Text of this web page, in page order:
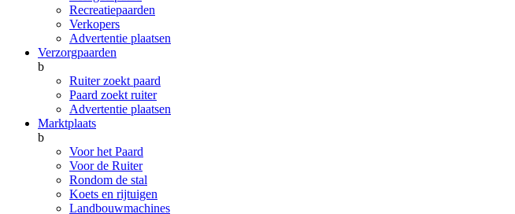
Recreatiepaarden
Verkopers
Advertentie plaatsen
Verzorgpaarden
b
Ruiter zoekt paard
Paard zoekt ruiter
Advertentie plaatsen
Marktplaats
b
Voor het Paard
Voor de Ruiter
Rondom de stal
Koets en rijtuigen
Landbouwmachines